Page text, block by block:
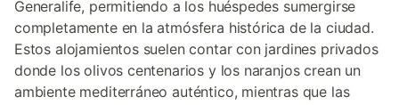
Generalife, permitiendo a los huéspedes sumergirse
completamente en la atmósfera histórica de la ciudad.
Estos alojamientos suelen contar con jardines privados
donde los olivos centenarios y los naranjos crean un
ambiente mediterráneo auténtico, mientras que las